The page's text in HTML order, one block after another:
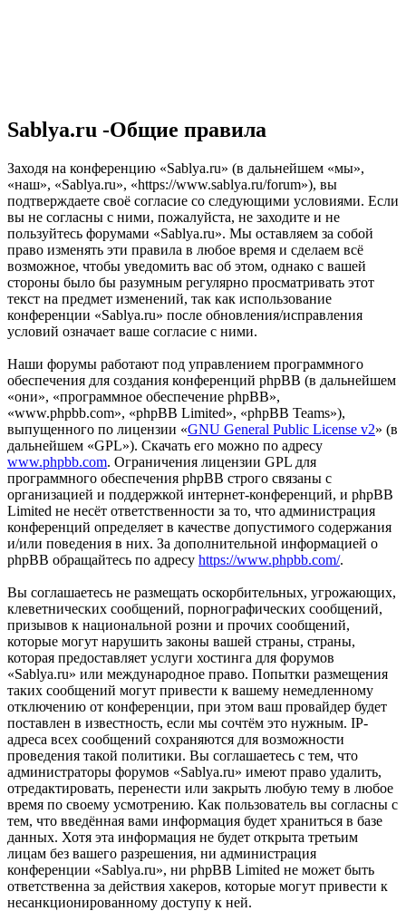
Sablya.ru -Общие правила
Заходя на конференцию «Sablya.ru» (в дальнейшем «мы»,
«наш», «Sablya.ru», «https://www.sablya.ru/forum»), вы
подтверждаете своё согласие со следующими условиями. Если
вы не согласны с ними, пожалуйста, не заходите и не
пользуйтесь форумами «Sablya.ru». Мы оставляем за собой
право изменять эти правила в любое время и сделаем всё
возможное, чтобы уведомить вас об этом, однако с вашей
стороны было бы разумным регулярно просматривать этот
текст на предмет изменений, так как использование
конференции «Sablya.ru» после обновления/исправления
условий означает ваше согласие с ними.
Наши форумы работают под управлением программного
обеспечения для создания конференций phpBB (в дальнейшем
«они», «программное обеспечение phpBB»,
«www.phpbb.com», «phpBB Limited», «phpBB Teams»),
выпущенного по лицензии «GNU General Public License v2» (в
дальнейшем «GPL»). Скачать его можно по адресу
www.phpbb.com. Ограничения лицензии GPL для
программного обеспечения phpBB строго связаны с
организацией и поддержкой интернет-конференций, и phpBB
Limited не несёт ответственности за то, что администрация
конференций определяет в качестве допустимого содержания
и/или поведения в них. За дополнительной информацией о
phpBB обращайтесь по адресу https://www.phpbb.com/.
Вы соглашаетесь не размещать оскорбительных, угрожающих,
клеветнических сообщений, порнографических сообщений,
призывов к национальной розни и прочих сообщений,
которые могут нарушить законы вашей страны, страны,
которая предоставляет услуги хостинга для форумов
«Sablya.ru» или международное право. Попытки размещения
таких сообщений могут привести к вашему немедленному
отключению от конференции, при этом ваш провайдер будет
поставлен в известность, если мы сочтём это нужным. IP-
адреса всех сообщений сохраняются для возможности
проведения такой политики. Вы соглашаетесь с тем, что
администраторы форумов «Sablya.ru» имеют право удалить,
отредактировать, перенести или закрыть любую тему в любое
время по своему усмотрению. Как пользователь вы согласны с
тем, что введённая вами информация будет храниться в базе
данных. Хотя эта информация не будет открыта третьим
лицам без вашего разрешения, ни администрация
конференции «Sablya.ru», ни phpBB Limited не может быть
ответственна за действия хакеров, которые могут привести к
несанкционированному доступу к ней.